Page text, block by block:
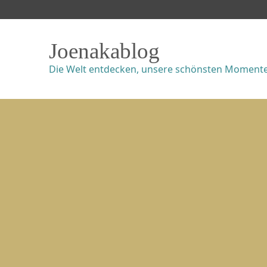
Joenakablog
Die Welt entdecken, unsere schönsten